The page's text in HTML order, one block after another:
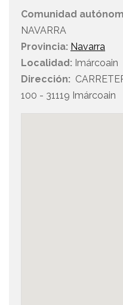
Comunidad
NAVARRA
Provincia: Navarra
Localidad: Imárcoain
Dirección:
100 - 31119 Imárcoain